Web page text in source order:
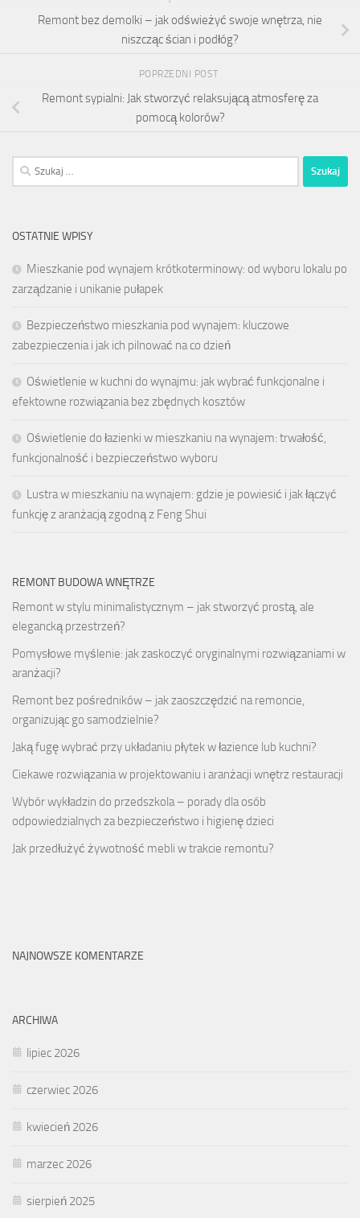
Remont bez demolki – jak odświeżyć swoje wnętrza, nie
niszcząc ścian i podłóg?
POPRZEDNI POST
Remont sypialni: Jak stworzyć relaksującą atmosferę za
pomocą kolorów?
Szukaj:
OSTATNIE WPISY
Mieszkanie pod wynajem krótkoterminowy: od wyboru lokalu po
zarządzanie i unikanie pułapek
Bezpieczeństwo mieszkania pod wynajem: kluczowe
zabezpieczenia i jak ich pilnować na co dzień
Oświetlenie w kuchni do wynajmu: jak wybrać funkcjonalne i
efektowne rozwiązania bez zbędnych kosztów
Oświetlenie do łazienki w mieszkaniu na wynajem: trwałość,
funkcjonalność i bezpieczeństwo wyboru
Lustra w mieszkaniu na wynajem: gdzie je powiesić i jak łączyć
funkcję z aranżacją zgodną z Feng Shui
REMONT BUDOWA WNĘTRZE
Remont w stylu minimalistycznym – jak stworzyć prostą, ale
elegancką przestrzeń?
Pomysłowe myślenie: jak zaskoczyć oryginalnymi rozwiązaniami w
aranżacji?
Remont bez pośredników – jak zaoszczędzić na remoncie,
organizując go samodzielnie?
Jaką fugę wybrać przy układaniu płytek w łazience lub kuchni?
Ciekawe rozwiązania w projektowaniu i aranżacji wnętrz restauracji
Wybór wykładzin do przedszkola – porady dla osób
odpowiedzialnych za bezpieczeństwo i higienę dzieci
Jak przedłużyć żywotność mebli w trakcie remontu?
NAJNOWSZE KOMENTARZE
ARCHIWA
lipiec 2026
czerwiec 2026
kwiecień 2026
marzec 2026
sierpień 2025